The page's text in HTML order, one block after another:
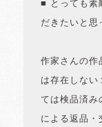
■ とっても素
だきたいと思
作家さんの作
は存在しない
ては検品済み
による返品・